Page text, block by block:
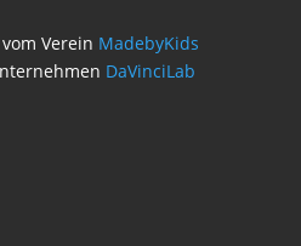
Verein MadebyKids
DaVinciLab